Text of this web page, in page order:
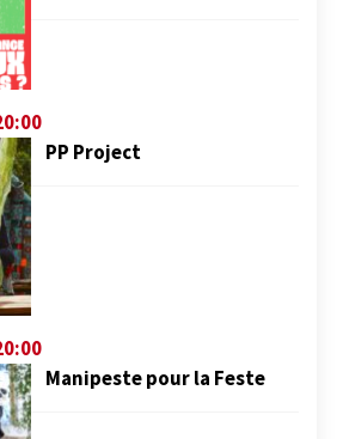
PP Project
Manipeste pour la Feste